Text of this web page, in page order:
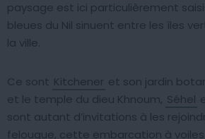
paysage est ici particulièrement
bleues du Nil sinuent entre les îles
la ville.
Ce sont Kitchener et son jardin
et le temple du dieu Khnoum, Séhel
sont autant d’invitations à les
felouque, cette embarcation à voiles